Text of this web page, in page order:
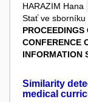
HARAZIM Hana
Stať ve sborníku
CONFERENCE
INFORMATION
Similarity
medical